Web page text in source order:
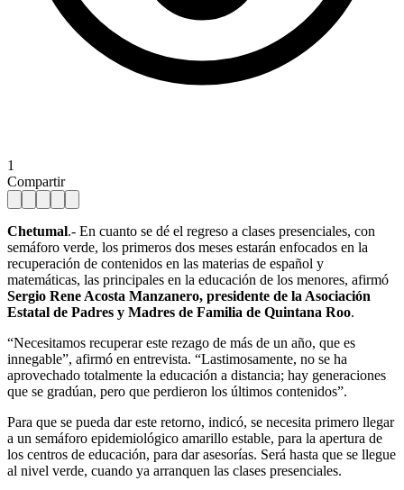
1
Compartir
Chetumal.- En cuanto se dé el regreso a clases presenciales, con
semáforo verde, los primeros dos meses estarán enfocados en la
recuperación de contenidos en las materias de español y
matemáticas, las principales en la educación de los menores, afirmó
Sergio Rene Acosta Manzanero, presidente de la Asociación
Estatal de Padres y Madres de Familia de Quintana Roo.
“Necesitamos recuperar este rezago de más de un año, que es
innegable”, afirmó en entrevista. “Lastimosamente, no se ha
aprovechado totalmente la educación a distancia; hay generaciones
que se gradúan, pero que perdieron los últimos contenidos”.
Para que se pueda dar este retorno, indicó, se necesita primero llegar
a un semáforo epidemiológico amarillo estable, para la apertura de
los centros de educación, para dar asesorías. Será hasta que se llegue
al nivel verde, cuando ya arranquen las clases presenciales.